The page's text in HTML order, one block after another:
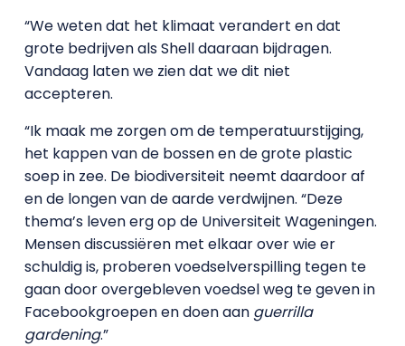
“We weten dat het klimaat verandert en dat
grote bedrijven als Shell daaraan bijdragen.
Vandaag laten we zien dat we dit niet
accepteren.
“Ik maak me zorgen om de temperatuurstijging,
het kappen van de bossen en de grote plastic
soep in zee. De biodiversiteit neemt daardoor af
en de longen van de aarde verdwijnen. “Deze
thema’s leven erg op de Universiteit Wageningen.
Mensen discussiëren met elkaar over wie er
schuldig is, proberen voedselverspilling tegen te
gaan door overgebleven voedsel weg te geven in
Facebookgroepen en doen aan guerrilla
gardening.”